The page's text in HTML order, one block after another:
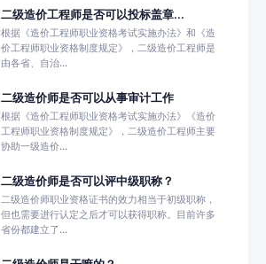
二级造价工程师是否可以投标盖章...
根据《造价工程师职业资格考试实施办法》和《造
价工程师职业资格制度规定》，二级造价工程师是
由各省、自治...
二级造价师是否可以从事审计工作
根据《造价工程师职业资格考试实施办法》《造价
工程师职业资格制度规定》，二级造价工程师主要
协助一级造价...
二级造价师是否可以评中级职称？
二级造价师职业资格证书的效力相当于初级职称，
但也需要进行认定之后才可以获得职称。目前许多
省份都建立了...